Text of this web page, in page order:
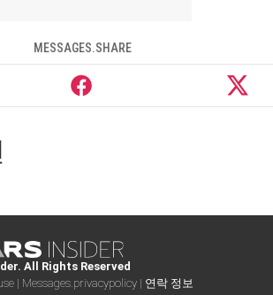
MESSAGES.SHARE
All Rights Reserved
| Messages.privacypolicy | 연락 정보